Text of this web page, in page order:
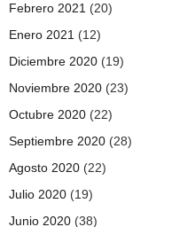
Febrero 2021 (20)
Enero 2021 (12)
Diciembre 2020 (19)
Noviembre 2020 (23)
Octubre 2020 (22)
Septiembre 2020 (28)
Agosto 2020 (22)
Julio 2020 (19)
Junio 2020 (38)